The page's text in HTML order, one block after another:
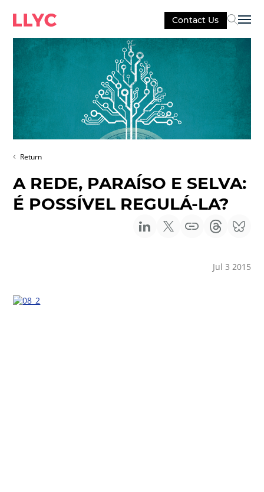
Contact Us
Return
A REDE, PARAÍSO E SELVA:
É POSSÍVEL REGULÁ-LA?
Jul 3 2015